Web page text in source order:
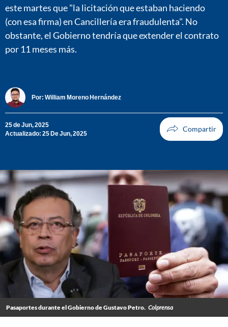
este martes que "la licitación que estaban haciendo
(con esa firma) en Cancillería era fraudulenta". No
obstante, el Gobierno tendría que extender el contrato
por 11 meses más.
Por: William Moreno Hernández
25 de Jun, 2025
Actualizado: 25 De Jun, 2025
Pasaportes durante el Gobierno de Gustavo Petro. Colprensa